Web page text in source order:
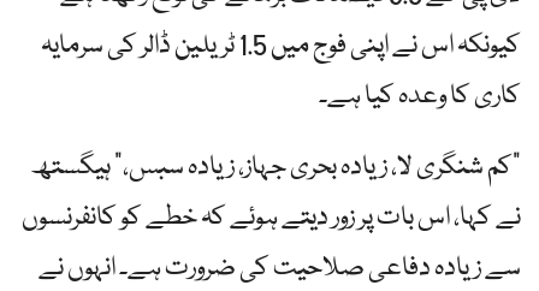
کیونکہ اس نے اپنی فوج میں 1.5 ٹریلین ڈالر کی سرمایہ
کاری کا وعدہ کیا ہے۔
"کم شنگری لا، زیادہ بحری جہاز، زیادہ سبس،” ہیگستھ
نے کہا، اس بات پر زور دیتے ہوئے کہ خطے کو کانفرنسوں
سے زیادہ دفاعی صلاحیت کی ضرورت ہے۔ انہوں نے